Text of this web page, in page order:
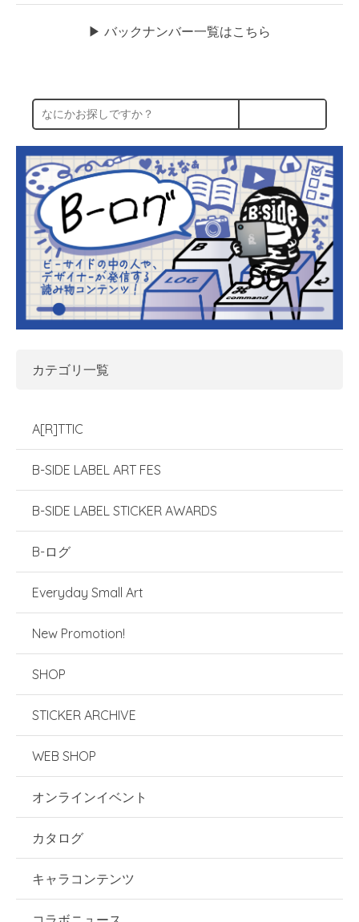
▶︎ バックナンバー一覧はこちら
カテゴリ一覧
A[R]TTIC
B-SIDE LABEL ART FES
B-SIDE LABEL STICKER AWARDS
B-ログ
Everyday Small Art
New Promotion!
SHOP
STICKER ARCHIVE
WEB SHOP
オンラインイベント
カタログ
キャラコンテンツ